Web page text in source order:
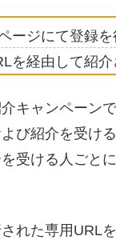
ージにて登録を
を経由して紹
キャンペーン
び紹介を受け
受ける人ごと
れた専用URL